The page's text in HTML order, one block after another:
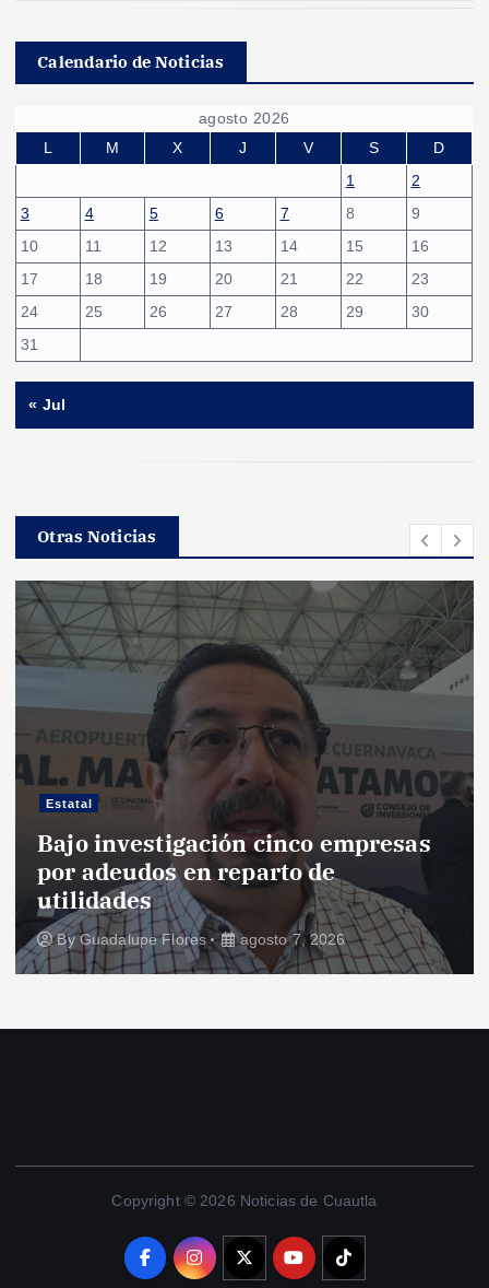
Calendario de Noticias
agosto 2026
L
M X J V S
D
1
2
3
4 5 6 7 8
9
10
11 12 13 14 15
16
17
18 19 20 21 22
23
24
25 26 27 28 29
30
31
« Jul
Otras Noticias
Estatal
Bajo investigación cinco empresas
por adeudos en reparto de
utilidades
ByGuadalupe Flores agosto 7, 2026
Copyright © 2026 Noticias de Cuautla